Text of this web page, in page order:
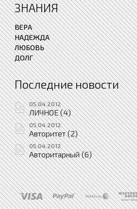
ЗНАНИЯ
ВЕРА
НАДЕЖДА
ЛЮБОВЬ
ДОЛГ
Последние новости
05.04.2012
ЛИЧНОЕ (4)
05.04.2012
Авторитет (2)
05.04.2012
Авторитарный (6)